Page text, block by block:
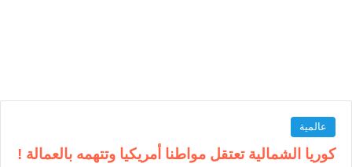
عالمية
كوريا الشمالية تعتقل مواطنا أمريكيا وتتهمه بالعمالة !